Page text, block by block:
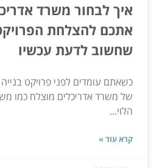
איך לבחור משרד
אתכם להצלחת
שחשוב לדעת עכשיו
כשאתם עומדים לפני פרויקט
של משרד אדריכלים מוצלח כמו
הלוי...
קרא עוד »